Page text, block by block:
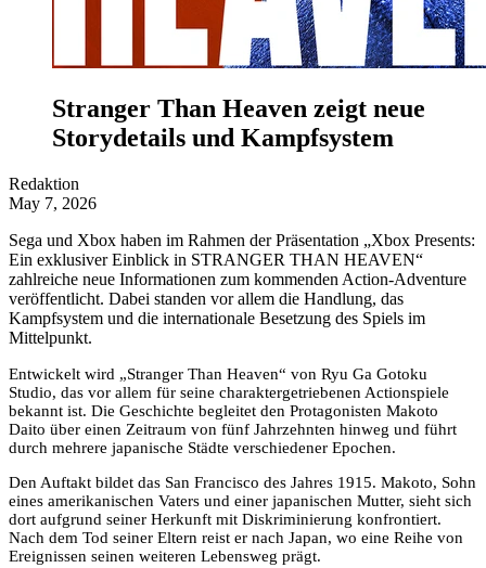
Stranger Than Heaven zeigt neue
Storydetails und Kampfsystem
Redaktion
May 7, 2026
Sega und Xbox haben im Rahmen der Präsentation „Xbox Presents:
Ein exklusiver Einblick in STRANGER THAN HEAVEN“
zahlreiche neue Informationen zum kommenden Action-Adventure
veröffentlicht. Dabei standen vor allem die Handlung, das
Kampfsystem und die internationale Besetzung des Spiels im
Mittelpunkt.
Entwickelt wird „Stranger Than Heaven“ von Ryu Ga Gotoku
Studio, das vor allem für seine charaktergetriebenen Actionspiele
bekannt ist. Die Geschichte begleitet den Protagonisten Makoto
Daito über einen Zeitraum von fünf Jahrzehnten hinweg und führt
durch mehrere japanische Städte verschiedener Epochen.
Den Auftakt bildet das San Francisco des Jahres 1915. Makoto, Sohn
eines amerikanischen Vaters und einer japanischen Mutter, sieht sich
dort aufgrund seiner Herkunft mit Diskriminierung konfrontiert.
Nach dem Tod seiner Eltern reist er nach Japan, wo eine Reihe von
Ereignissen seinen weiteren Lebensweg prägt.